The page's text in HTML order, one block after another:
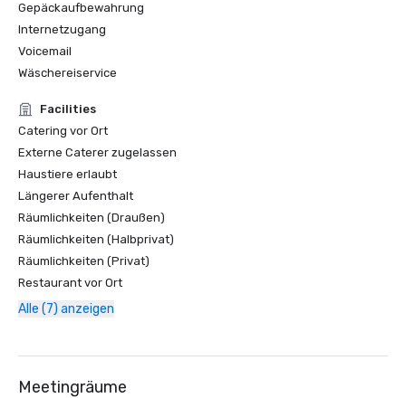
Gepäckaufbewahrung
Internetzugang
Voicemail
Wäschereiservice
Facilities
Catering vor Ort
Externe Caterer zugelassen
Haustiere erlaubt
Längerer Aufenthalt
Räumlichkeiten (Draußen)
Räumlichkeiten (Halbprivat)
Räumlichkeiten (Privat)
Restaurant vor Ort
Alle (7) anzeigen
Meetingräume